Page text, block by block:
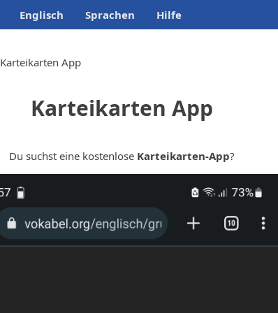
Englisch Sprachen Hilfe
Karteikarten App
Karteikarten App
Du suchst eine kostenlose Karteikarten-App?